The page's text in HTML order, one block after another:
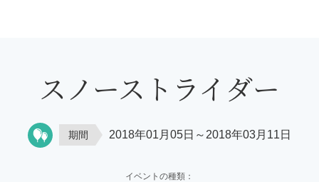
スノーストライダー
期間 2018年01月05日～2018年03月11日
イベントの種類：